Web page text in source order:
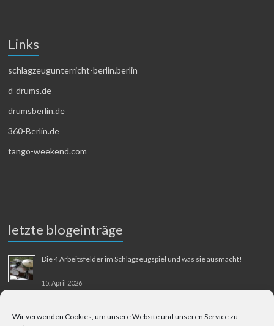
Wir verwenden Cookies, um unsere Website und unseren Service zu
Links
schlagzeugunterricht-berlin.berlin
d-drums.de
drumsberlin.de
360-Berlin.de
tango-weekend.com
letzte blogeinträge
Die 4 Arbeitsfelder im Schlagzeugspiel und was sie ausmacht!
15. April 2026